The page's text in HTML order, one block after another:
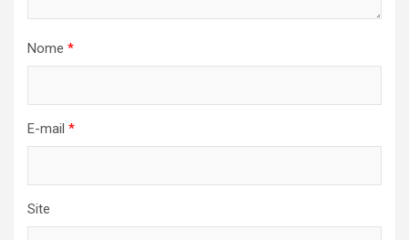
Nome *
E-mail *
Site